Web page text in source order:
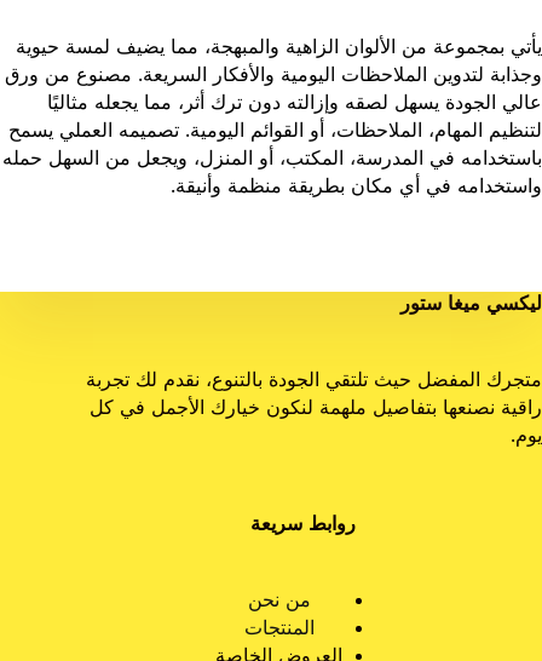
يأتي بمجموعة من الألوان الزاهية والمبهجة، مما يضيف لمسة حيوية
وجذابة لتدوين الملاحظات اليومية والأفكار السريعة. مصنوع من ورق
عالي الجودة يسهل لصقه وإزالته دون ترك أثر، مما يجعله مثاليًا
لتنظيم المهام، الملاحظات، أو القوائم اليومية. تصميمه العملي يسمح
باستخدامه في المدرسة، المكتب، أو المنزل، ويجعل من السهل حمله
واستخدامه في أي مكان بطريقة منظمة وأنيقة.
ليكسي ميغا ستور
متجرك المفضل حيث تلتقي الجودة بالتنوع، نقدم لك تجربة
راقية نصنعها بتفاصيل ملهمة لنكون خيارك الأجمل في كل
يوم.
روابط سريعة
من نحن
المنتجات